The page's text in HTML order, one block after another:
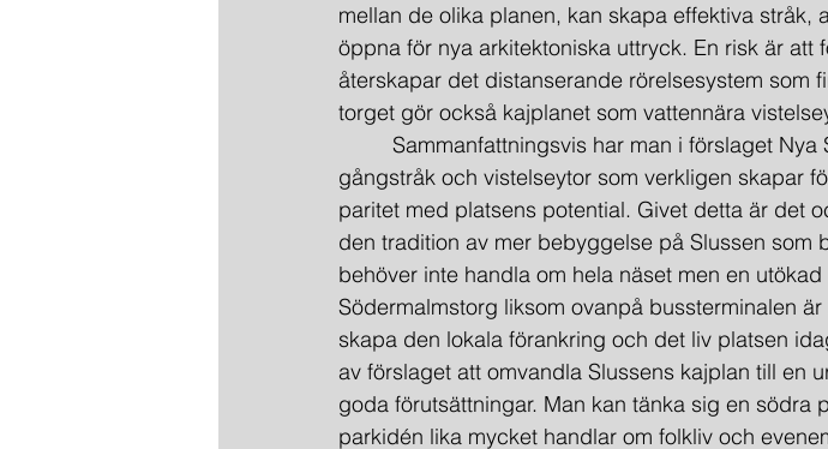
mellan de olika planen, kan skapa effektiva stråk,
öppna för nya arkitektoniska uttryck. En risk är att
återskapar det distanserande rörelsesystem som
torget gör också kajplanet som vattennära
Sammanfattningsvis har man i förslaget Nya
gångstråk och vistelseytor som verkligen skapar
paritet med platsens potential. Givet detta är det
den tradition av mer bebyggelse på Slussen som
behöver inte handla om hela näset men en
Södermalmstorg liksom ovanpå bussterminalen
skapa den lokala förankring och det liv platsen
av förslaget att omvandla Slussens kajplan till en
goda förutsättningar. Man kan tänka sig en
parkidén lika mycket handlar om folkliv och